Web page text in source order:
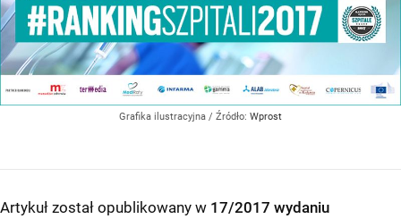
Grafika ilustracyjna / Źródło: Wprost
Artykuł został opublikowany w 17/2017 wydaniu